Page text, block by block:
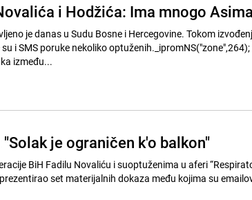
i Hodžića: Ima mnogo Asima
je danas u Sudu Bosne i Hercegovine. Tokom
i SMS poruke nekoliko optuženih._ipromNS("zone",264);
između...
je ograničen k'o balkon"
BiH Fadilu Novaliću i suoptuženima u aferi
set materijalnih dokaza među kojima su